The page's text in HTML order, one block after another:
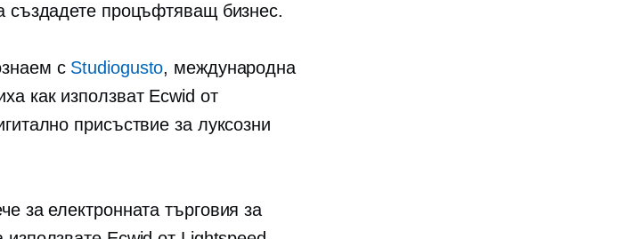
създадете процъфтяващ бизнес.
с Studiogusto, международна
как използват Ecwid от
присъствие за луксозни
за електронната търговия за